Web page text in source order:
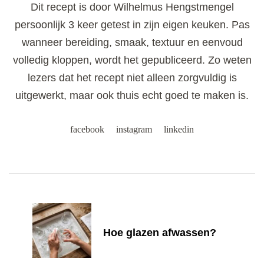
Dit recept is door Wilhelmus Hengstmengel
persoonlijk 3 keer getest in zijn eigen keuken. Pas
wanneer bereiding, smaak, textuur en eenvoud
volledig kloppen, wordt het gepubliceerd. Zo weten
lezers dat het recept niet alleen zorgvuldig is
uitgewerkt, maar ook thuis echt goed te maken is.
facebook instagram linkedin
Navigation
Hoe glazen afwassen?